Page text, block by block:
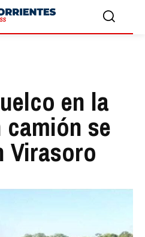
en la
camión se
Virasoro